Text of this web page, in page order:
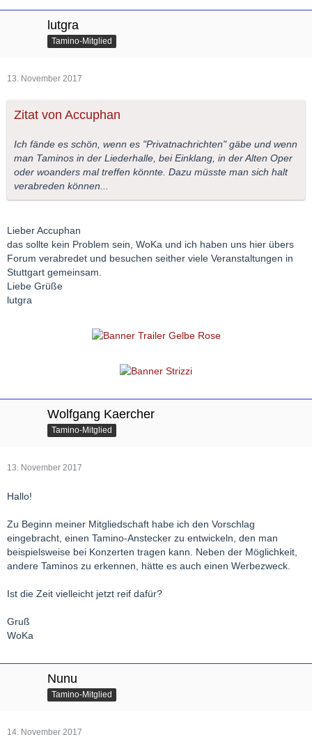
lutgra
Tamino-Mitglied
13. November 2017
Zitat von Accuphan
Ich fände es schön, wenn es "Privatnachrichten" gäbe und wenn
man Taminos in der Liederhalle, bei Einklang, in der Alten Oper
oder woanders mal treffen könnte. Dazu müsste man sich halt
verabreden können...
Lieber Accuphan
das sollte kein Problem sein, WoKa und ich haben uns hier übers
Forum verabredet und besuchen seither viele Veranstaltungen in
Stuttgart gemeinsam.
Liebe Grüße
lutgra
Wolfgang Kaercher
Tamino-Mitglied
13. November 2017
Hallo!
Zu Beginn meiner Mitgliedschaft habe ich den Vorschlag
eingebracht, einen Tamino-Anstecker zu entwickeln, den man
beispielsweise bei Konzerten tragen kann. Neben der Möglichkeit,
andere Taminos zu erkennen, hätte es auch einen Werbezweck.
Ist die Zeit vielleicht jetzt reif dafür?
Gruß
WoKa
Nunu
Tamino-Mitglied
14. November 2017